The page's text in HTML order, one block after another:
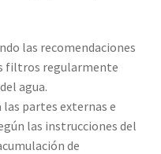
las recomendaciones
filtros regularmente
agua.
las partes externas e
las instrucciones del
de